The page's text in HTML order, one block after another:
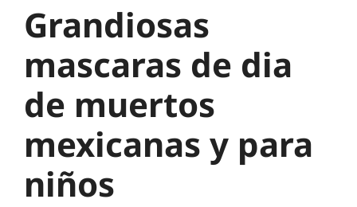
Grandiosas
mascaras de dia
de muertos
mexicanas y para
niños